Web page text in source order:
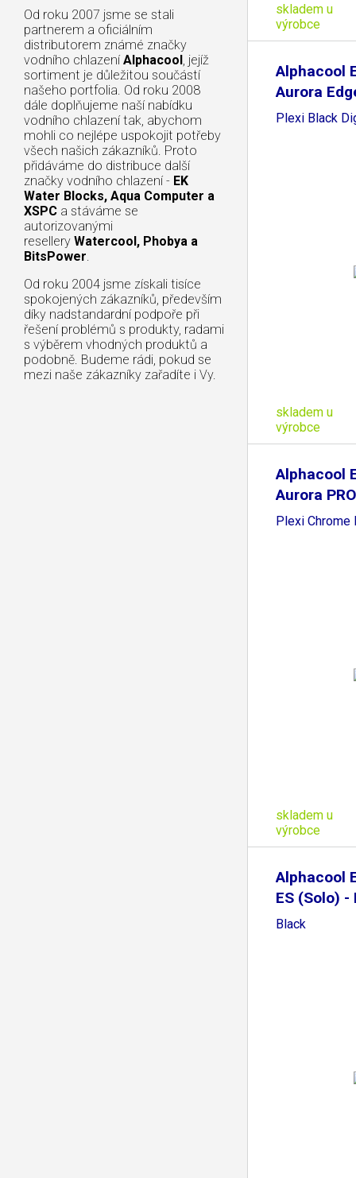
Od roku 2007 jsme se stali
partnerem a oficiálním
distributorem známé značky
vodního chlazení Alphacool, jejíž
sortiment je důležitou součástí
našeho portfolia. Od roku 2008
dále doplňujeme naší nabídku
vodního chlazení tak, abychom
mohli co nejlépe uspokojit potřeby
všech našich zákazníků. Proto
přidáváme do distribuce další
značky vodního chlazení - EK
Water Blocks, Aqua Computer a
XSPC a stáváme se
autorizovanými
resellery Watercool, Phobya a
BitsPower.
Od roku 2004 jsme získali tisíce
spokojených zákazníků, především
díky nadstandardní podpoře při
řešení problémů s produkty, radami
s výběrem vhodných produktů a
podobně. Budeme rádi, pokud se
mezi naše zákazníky zařadíte i Vy.
skladem u
výrobce
Alphacool
Aurora
Plexi Black
skladem u
výrobce
Alphacool
Aurora
Plexi Chrome
skladem u
výrobce
Alphacool
ES (Solo) -
Black